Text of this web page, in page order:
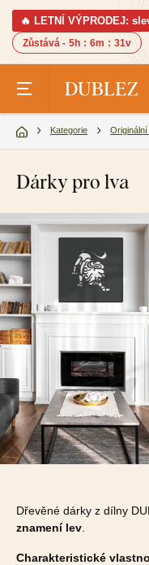
🔥 LETNÍ VÝPRODEJ:
Zůstává - 5h : 6m : 30v
Kategorie
Dárky pro lva
Dřevěné dárky z dílny
znamení lev
Charakteristické